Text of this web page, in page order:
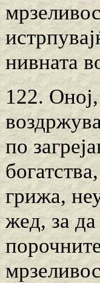
нивната
122.
по
грижа,
жед, за да